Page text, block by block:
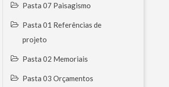
Pasta 07 Paisagismo
Pasta 01 Referências de
projeto
Pasta 02 Memoriais
Pasta 03 Orçamentos